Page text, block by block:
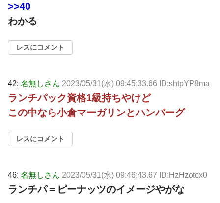
>>40
わかる
レスにコメント
42: 名無しさん 2023/05/31(水) 09:45:33.66 ID:shtpYP8ma
ランチパック資格1級持ちやけど
この中なら小倉マーガリンとハンバーグ
レスにコメント
46: 名無しさん 2023/05/31(水) 09:46:43.67 ID:HzHzotcx0
ランチパ＝ピーナッツのイメージやがな